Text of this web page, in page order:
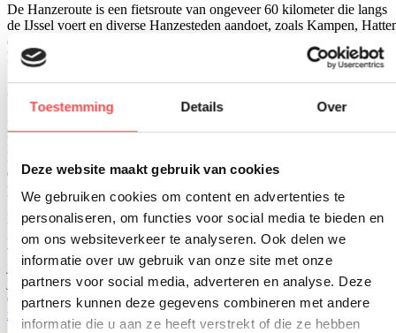
Toestemming Details Over
Deze website maakt gebruik van cookies
We gebruiken cookies om content en advertenties te
personaliseren, om functies voor social media te bieden en
om ons websiteverkeer te analyseren. Ook delen we
informatie over uw gebruik van onze site met onze
partners voor social media, adverteren en analyse. Deze
partners kunnen deze gegevens combineren met andere
informatie die u aan ze heeft verstrekt of die ze hebben
De Hanzeroute is een fietsroute van ongeveer 60 kilometer die langs
de IJssel voert en diverse Hanzesteden aandoet, zoals Kampen,
en Zwolle. Onderweg fiets je door mooie natuurgebieden en
historische stadjes en kun je genieten van het uitzicht op de IJssel.
5. Twentse Coulisselandschapsroute
De Twentse Coulisselandschapsroute is een fietsroute van ongeveer
kilometer die je voert door het typische Twentse landschap met zijn
karakteristieke coulissen en boerderijen. Onderweg kom je langs
dorpjes en landgoederen en kun je genieten van de rust en stilte van
platteland.
Nederland heeft behalve in Overijssel nog veel meer mooie
Ze voeren u langs de mooiste plekken in eigen land. Met een
vakantiehuis geniet je optimaal van de schitterende omgeving. Zo heb
je de vrijheid om de omgeving op je eigen tempo te verkennen en kun
je na een dag fietsen heerlijk ontspannen in je eigen vakantiehuis.
een op-en-op vakantiegevoel kies je voor eenvakantiehuis met
zwembad in Nederland